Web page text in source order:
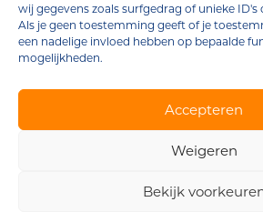
wij gegevens zoals surfgedrag of unieke ID's
Als je geen toestemming geeft of je
een nadelige invloed hebben op bepaalde
mogelijkheden.
Accepteren
Weigeren
Bekijk
Brander Company ©
Algemene
Privacyverklaring
Cookiebeleid